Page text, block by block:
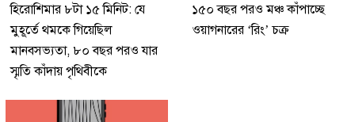
হিরোশিমার ৮টা ১৫ মিনিট: যে
মুহূর্তে থমকে গিয়েছিল
মানবসভ্যতা, ৮০ বছর পরও যার
স্মৃতি কাঁদায় পৃথিবীকে
১৫০ বছর পরও মঞ্চ কাঁপাচ্ছে
ওয়াগনারের ‘রিং’ চক্র